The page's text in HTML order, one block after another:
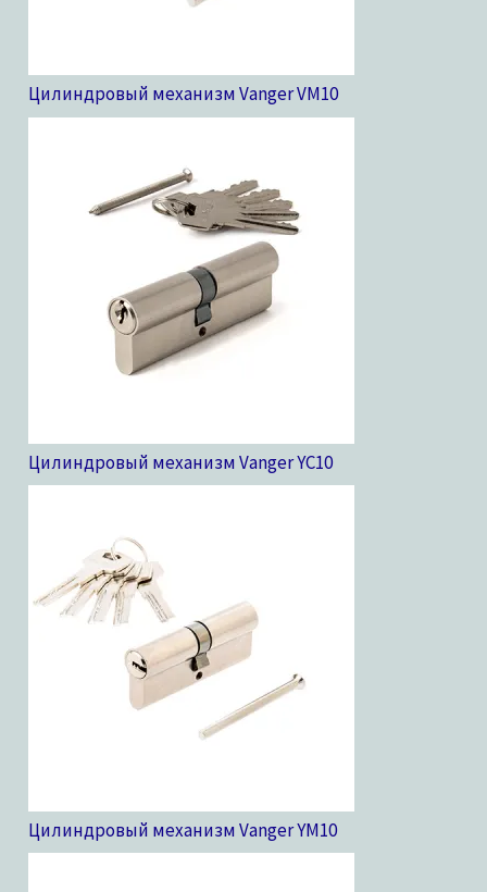
Цилиндровый механизм Vanger VM10
Цилиндровый механизм Vanger YC10
Цилиндровый механизм Vanger YM10